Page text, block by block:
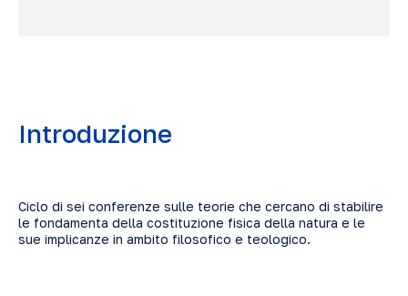
Introduzione
Ciclo di sei conferenze sulle teorie che cercano di stabilire
le fondamenta della costituzione fisica della natura e le
sue implicanze in ambito filosofico e teologico.